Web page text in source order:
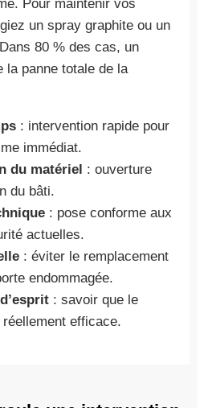
Pour maintenir vos
un spray graphite ou un
80 % des cas, un
la panne totale de la
: intervention rapide pour
immédiat.
du matériel : ouverture
du bâti.
: pose conforme aux
actuelles.
: éviter le remplacement
endommagée.
: savoir que le
efficace.